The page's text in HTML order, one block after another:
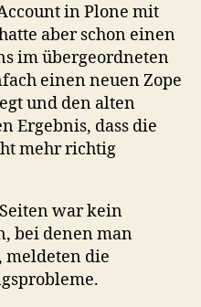
in Plone mit
aber schon einen
im übergeordneten
einen neuen Zope
und den alten
Ergebnis, dass die
mehr richtig
war kein
bei denen man
meldeten die